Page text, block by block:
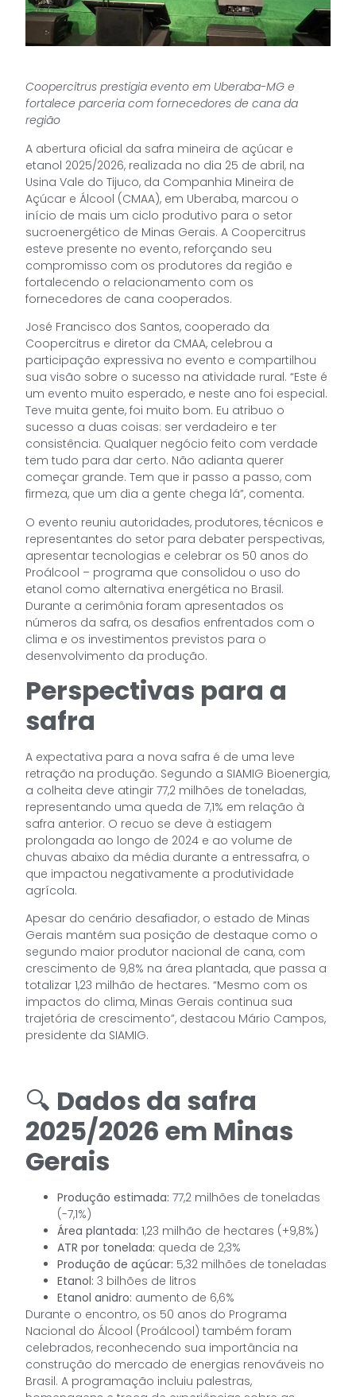
Coopercitrus prestigia evento em Uberaba-MG e
fortalece parceria com fornecedores de cana da
região
A abertura oficial da safra mineira de açúcar e
etanol 2025/2026, realizada no dia 25 de abril, na
Usina Vale do Tijuco, da Companhia Mineira de
Açúcar e Álcool (CMAA), em Uberaba, marcou o
início de mais um ciclo produtivo para o setor
sucroenergético de Minas Gerais. A Coopercitrus
esteve presente no evento, reforçando seu
compromisso com os produtores da região e
fortalecendo o relacionamento com os
fornecedores de cana cooperados.
José Francisco dos Santos, cooperado da
Coopercitrus e diretor da CMAA, celebrou a
participação expressiva no evento e compartilhou
sua visão sobre o sucesso na atividade rural. “Este é
um evento muito esperado, e neste ano foi especial.
Teve muita gente, foi muito bom. Eu atribuo o
sucesso a duas coisas: ser verdadeiro e ter
consistência. Qualquer negócio feito com verdade
tem tudo para dar certo. Não adianta querer
começar grande. Tem que ir passo a passo, com
firmeza, que um dia a gente chega lá”, comenta.
O evento reuniu autoridades, produtores, técnicos e
representantes do setor para debater perspectivas,
apresentar tecnologias e celebrar os 50 anos do
Proálcool – programa que consolidou o uso do
etanol como alternativa energética no Brasil.
Durante a cerimônia foram apresentados os
números da safra, os desafios enfrentados com o
clima e os investimentos previstos para o
desenvolvimento da produção.
Perspectivas para a
safra
A expectativa para a nova safra é de uma leve
retração na produção. Segundo a SIAMIG Bioenergia,
a colheita deve atingir 77,2 milhões de toneladas,
representando uma queda de 7,1% em relação à
safra anterior. O recuo se deve à estiagem
prolongada ao longo de 2024 e ao volume de
chuvas abaixo da média durante a entressafra, o
que impactou negativamente a produtividade
agrícola.
Apesar do cenário desafiador, o estado de Minas
Gerais mantém sua posição de destaque como o
segundo maior produtor nacional de cana, com
crescimento de 9,8% na área plantada, que passa a
totalizar 1,23 milhão de hectares. “Mesmo com os
impactos do clima, Minas Gerais continua sua
trajetória de crescimento”, destacou Mário Campos,
presidente da SIAMIG.
🔍 Dados da safra
2025/2026 em Minas
Gerais
Produção estimada: 77,2 milhões de toneladas
(-7,1%)
Área plantada: 1,23 milhão de hectares (+9,8%)
ATR por tonelada: queda de 2,3%
Produção de açúcar: 5,32 milhões de toneladas
Etanol: 3 bilhões de litros
Etanol anidro: aumento de 6,6%
Durante o encontro, os 50 anos do Programa
Nacional do Álcool (Proálcool) também foram
celebrados, reconhecendo sua importância na
construção do mercado de energias renováveis no
Brasil. A programação incluiu palestras,